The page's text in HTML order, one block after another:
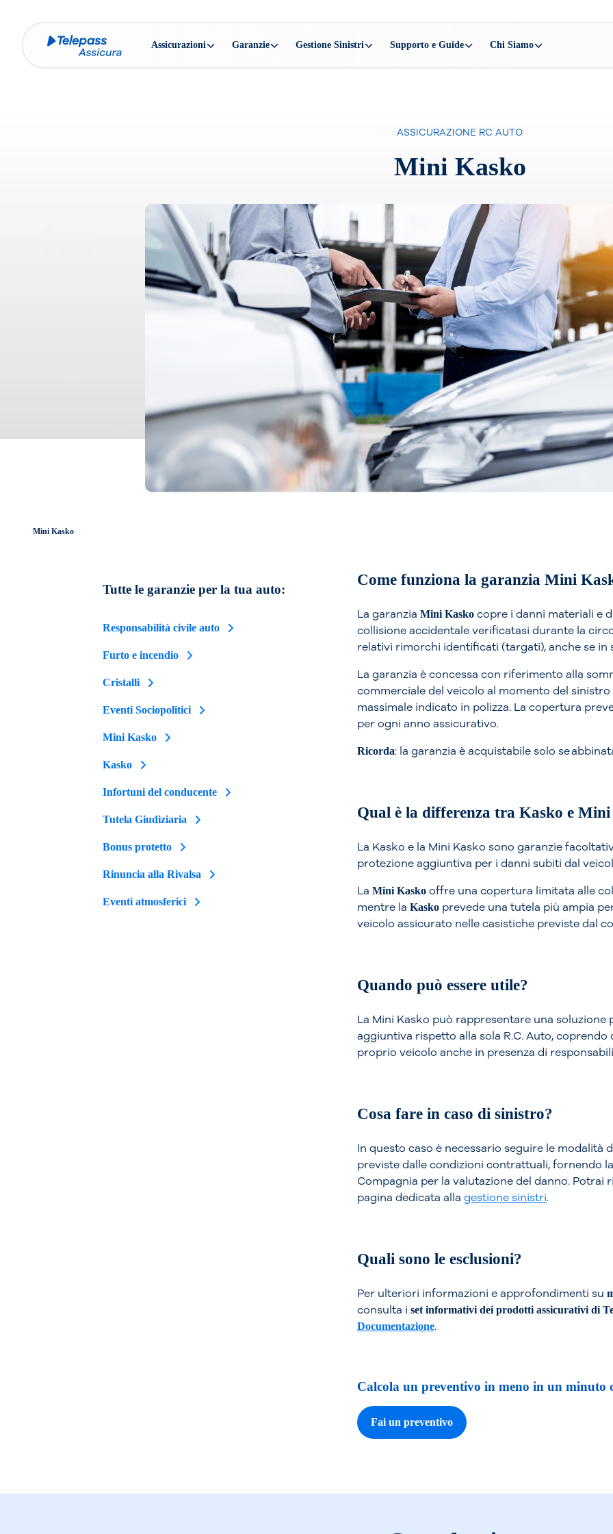
Assicurazioni Garanzie Gestione Sinistri Supporto e Guide Chi Siamo
ASSICURAZIONE RC AUTO
Mini Kasko
Mini Kasko
Come funziona la garanzia Mini
La garanzia Mini Kasko copre i danni materiali e
collisione accidentale verificatasi durante la
relativi rimorchi identificati (targati), anche se in
La garanzia è concessa con riferimento alla
commerciale del veicolo al momento del
massimale indicato in polizza. La copertura
per ogni anno assicurativo.
Ricorda: la garanzia è acquistabile solo se
Qual è la differenza tra Kasko e
La Kasko e la Mini Kasko sono garanzie
protezione aggiuntiva per i danni subiti dal
La Mini Kasko offre una copertura limitata alle
mentre la Kasko prevede una tutela più ampia
veicolo assicurato nelle casistiche previste dal
Quando può essere utile?
La Mini Kasko può rappresentare una
aggiuntiva rispetto alla sola R.C. Auto,
proprio veicolo anche in presenza di
Cosa fare in caso di sinistro?
In questo caso è necessario seguire le modalità
previste dalle condizioni contrattuali, fornendo
Compagnia per la valutazione del danno.
pagina dedicata alla gestione sinistri.
Quali sono le esclusioni?
Per ulteriori informazioni e approfondimenti su
consulta i set informativi dei prodotti assicurativi di
Documentazione.
Calcola un preventivo in meno in un minuto
Fai un preventivo
Tutte le garanzie per la tua auto:
Responsabilità civile auto
Furto e incendio
Cristalli
Eventi Sociopolitici
Mini Kasko
Kasko
Infortuni del conducente
Tutela Giudiziaria
Bonus protetto
Rinuncia alla Rivalsa
Eventi atmosferici